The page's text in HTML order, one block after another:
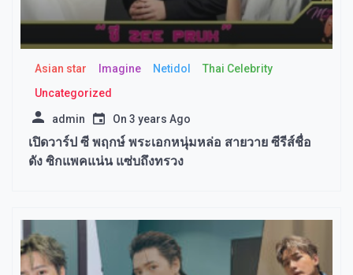
Asian star Imagine​ Netidol
Thai Celebrity
Uncategorized
admin On 3 years Ago
เปิดวาร์ป ซี พฤกษ์ พระเอกหนุ่มหล่อ สายวาย ซีรีส์ชื่อ
ดัง ซิกแพคแน่น แซ่บถึงทรวง